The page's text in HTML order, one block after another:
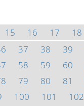
15 16 17 18
37 38 39
58 59 60
79 80 81
100 101 102